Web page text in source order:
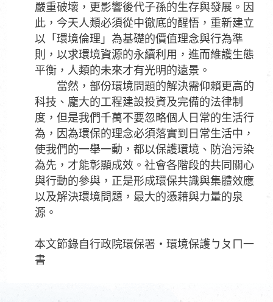
嚴重破壞，更影響後代子孫的生存與發展。因
此，今天人類必須從中徹底的醒悟，重新建立
以「環境倫理」為基礎的價值理念與行為準
則，以求環境資源的永續利用，進而維護生態
平衡，人類的未來才有光明的遠景。
當然，部份環境問題的解決需仰賴更高的
科技、龐大的工程建設投資及完備的法律制
度，但是我們千萬不要忽略個人日常的生活行
為，因為環保的理念必須落實到日常生活中，
使我們的一舉一動，都以保護環境、防治污染
為先，才能彰顯成效。社會各階段的共同關心
與行動的參與，正是形成環保共識與集體效應
以及解決環境問題，最大的憑藉與力量的泉
源。
本文節錄自行政院環保署‧環境保護ㄅㄆㄇ一
書